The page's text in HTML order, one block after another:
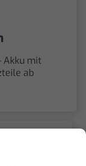
Akku mit
ab